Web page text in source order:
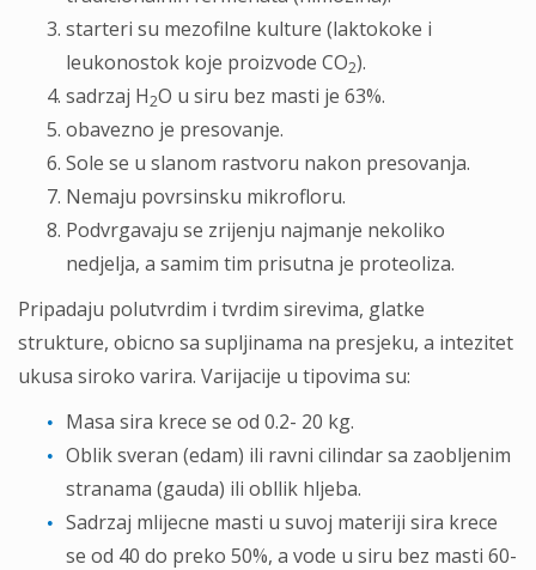
starteri su mezofilne kulture (laktokoke i
leukonostok koje proizvode CO2).
sadrzaj H2O u siru bez masti je 63%.
obavezno je presovanje.
Sole se u slanom rastvoru nakon presovanja.
Nemaju povrsinsku mikrofloru.
Podvrgavaju se zrijenju najmanje nekoliko
nedjelja, a samim tim prisutna je proteoliza.
Pripadaju polutvrdim i tvrdim sirevima, glatke
strukture, obicno sa supljinama na presjeku, a intezitet
ukusa siroko varira. Varijacije u tipovima su:
Masa sira krece se od 0.2- 20 kg.
Oblik sveran (edam) ili ravni cilindar sa zaobljenim
stranama (gauda) ili obllik hljeba.
Sadrzaj mlijecne masti u suvoj materiji sira krece
se od 40 do preko 50%, a vode u siru bez masti 60-